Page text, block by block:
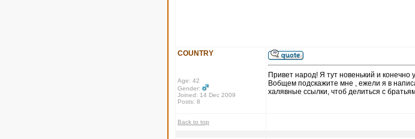
COUNTRY
Age: 42
Gender:
Joined: 14 Dec 2009
Posts: 8
Привет народ! Я тут новенький и конечно
Вобщем подскажите мне , ежели я в
халявные ссылки, чтоб делиться с
Back to top